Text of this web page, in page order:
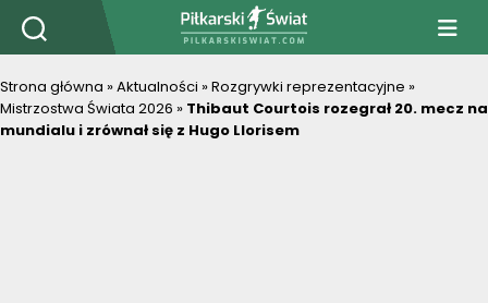
PiłkarskiSwiat.com
Strona główna »Aktualności »Rozgrywki reprezentacyjne »
Mistrzostwa Świata 2026 » Thibaut Courtois rozegrał 20. mecz na
mundialu i zrównał się z Hugo Llorisem